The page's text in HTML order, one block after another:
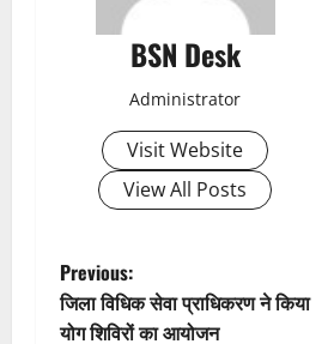
BSN Desk
Administrator
Visit Website
View All Posts
P
o
Previous:
जिला विधिक सेवा प्राधिकरण ने किया
योग शिविरों का आयोजन